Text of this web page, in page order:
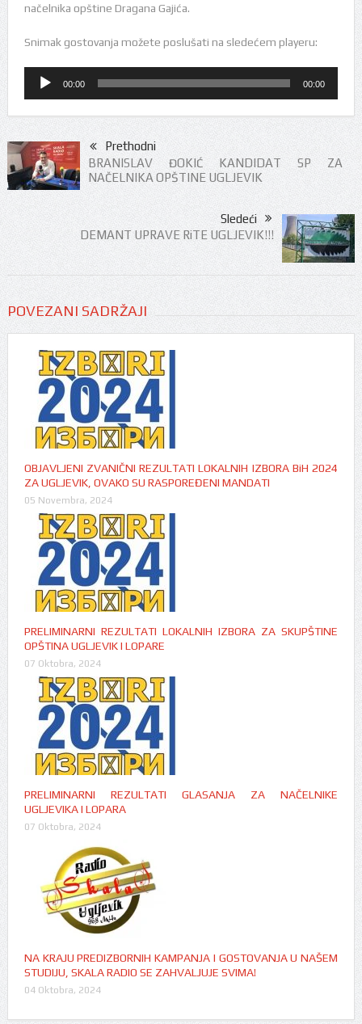
načelnika opštine Dragana Gajića.
Snimak gostovanja možete poslušati na sledećem playeru:
Audio
Player
00:00 00:00
Prethodni
BRANISLAV ĐOKIĆ KANDIDAT SP ZA
NAČELNIKA OPŠTINE UGLJEVIK
Sledeći
DEMANT UPRAVE RiTE UGLJEVIK!!!
POVEZANI SADRŽAJI
OBJAVLJENI ZVANIČNI REZULTATI LOKALNIH IZBORA BiH 2024
ZA UGLJEVIK, OVAKO SU RASPOREĐENI MANDATI
05 Novembra, 2024
PRELIMINARNI REZULTATI LOKALNIH IZBORA ZA SKUPŠTINE
OPŠTINA UGLJEVIK I LOPARE
07 Oktobra, 2024
PRELIMINARNI REZULTATI GLASANJA ZA NAČELNIKE
UGLJEVIKA I LOPARA
07 Oktobra, 2024
NA KRAJU PREDIZBORNIH KAMPANJA I GOSTOVANJA U NAŠEM
STUDIJU, SKALA RADIO SE ZAHVALJUJE SVIMA!
04 Oktobra, 2024